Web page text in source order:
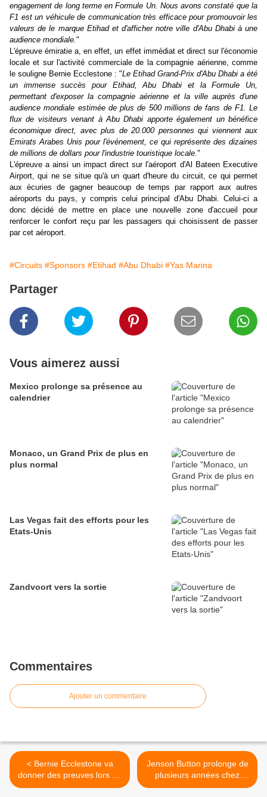
engagement de long terme en Formule Un. Nous avons constaté que la
F1 est un véhicule de communication très efficace pour promouvoir les
valeurs de le marque Etihad et d'afficher notre ville d'Abu Dhabi à une
audience mondiale."
L'épreuve émiratie a, en effet, un effet immédiat et direct sur l'économie
locale et sur l'activité commerciale de la compagnie aérienne, comme
le souligne Bernie Ecclestone : "Le Etihad Grand-Prix d'Abu Dhabi a été
un immense succès pour Etihad, Abu Dhabi et la Formule Un,
permettant d'exposer la compagnie aérienne et la ville auprès d'une
audience mondiale estimée de plus de 500 millions de fans de F1. Le
flux de visiteurs venant à Abu Dhabi apporte également un bénéfice
économique direct, avec plus de 20.000 personnes qui viennent aux
Emirats Arabes Unis pour l'événement, ce qui représente des dizaines
de millions de dollars pour l'industrie touristique locale."
L'épreuve a ainsi un impact direct sur l'aéroport d'Al Bateen Executive
Airport, qui ne se situe qu'à un quart d'heure du circuit, ce qui permet
aux écuries de gagner beaucoup de temps par rapport aux autres
aéroports du pays, y compris celui principal d'Abu Dhabi. Celui-ci a
donc décidé de mettre en place une nouvelle zone d'accueil pour
renforcer le confort reçu par les passagers qui choisissent de passer
par cet aéroport.
#Circuits #Sponsors #Etihad #Abu Dhabi #Yas Marina
Partager
Vous aimerez aussi
Mexico prolonge sa présence au
calendrier
Monaco, un Grand Prix de plus en
plus normal
Las Vegas fait des efforts pour les
Etats-Unis
Zandvoort vers la sortie
Commentaires
Ajouter un commentaire
< Bernie Ecclestone va
donner des preuves lors du
procès Gribkowsky
Jenson Button prolonge de
plusieurs années chez
McLaren >